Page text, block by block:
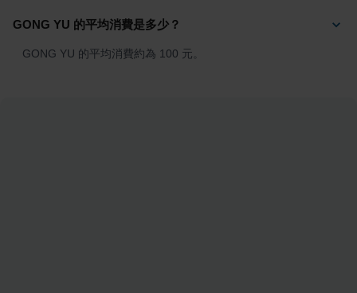
GONG YU 的平均消費是多少？
GONG YU 的平均消費約為 100 元。